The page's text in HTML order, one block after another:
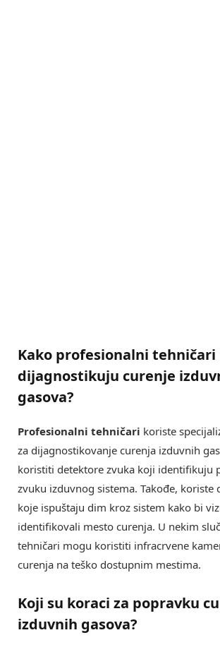
Kako profesionalni tehničari
dijagnostikuju curenje
gasova?
Profesionalni tehničari koriste
za dijagnostikovanje curenja izduvnih
koristiti detektore zvuka koji identifikuju
zvuku izduvnog sistema. Takođe, koriste
koje ispuštaju dim kroz sistem kako bi
identifikovali mesto curenja. U nekim
tehničari mogu koristiti infracrvene
curenja na teško dostupnim mestima.
Koji su koraci za popravku
izduvnih gasova?